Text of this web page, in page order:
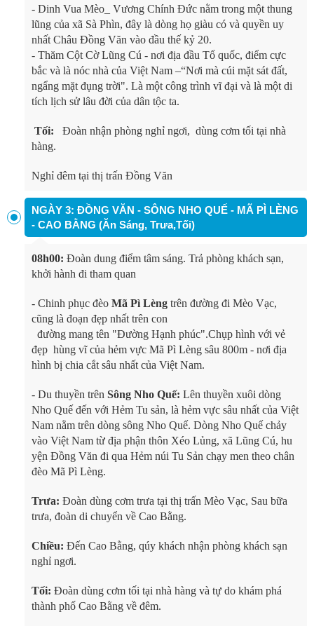
- Dinh Vua Mèo_ Vương Chính Đức nằm trong một thung
lũng của xã Sà Phìn, đây là dòng họ giàu có và quyền uy
nhất Châu Đồng Văn vào đầu thế kỷ 20.
- Thăm Cột Cờ Lũng Cú - nơi địa đầu Tổ quốc, điểm cực
bắc và là nóc nhà của Việt Nam –“Nơi mà cúi mặt sát đất,
ngẩng mặt đụng trời". Là một công trình vĩ đại và là một di
tích lịch sử lâu đời của dân tộc ta.
Tối:
Đoàn nhận phòng nghỉ ngơi, dùng cơm tối tại nhà
hàng.
Nghỉ đêm tại thị trấn Đồng Văn
NGÀY 3: ĐỒNG VĂN - SÔNG NHO QUẾ - MÃ PÌ LÈNG
- CAO BẰNG (Ăn Sáng, Trưa,Tối)
08h00: Đoàn dung điểm tâm sáng. Trả phòng khách sạn,
khởi hành đi tham quan
- Chinh phục đèo Mã Pì Lèng trên đường đi Mèo Vạc,
cũng là đoạn đẹp nhất trên con
đường mang tên "Đường Hạnh phúc".Chụp hình với vẻ
đẹp hùng vĩ của hẻm vực Mã Pì Lèng sâu 800m - nơi địa
hình bị chia cắt sâu nhất của Việt Nam.
- Du thuyền trên Sông Nho Quế: Lên thuyền xuôi dòng
Nho Quế đến với Hẻm Tu sản, là hẻm vực sâu nhất của Việt
Nam nằm trên dòng sông Nho Quế. Dòng Nho Quế chảy
vào Việt Nam từ địa phận thôn Xéo Lủng, xã Lũng Cú, hu
yện Đồng Văn đi qua Hẻm núi Tu Sản chạy men theo chân
đèo Mã Pì Lèng.
Trưa: Đoàn dùng cơm trưa tại thị trấn Mèo Vạc, Sau bữa
trưa, đoàn di chuyển về Cao Bằng.
Chiều: Đến Cao Bằng, qúy khách nhận phòng khách sạn
nghỉ ngơi.
Tối: Đoàn dùng cơm tối tại nhà hàng và tự do khám phá
thành phố Cao Bằng về đêm.